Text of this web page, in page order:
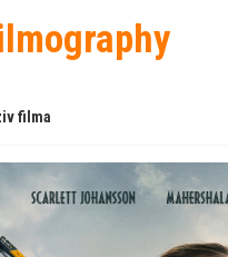
filma